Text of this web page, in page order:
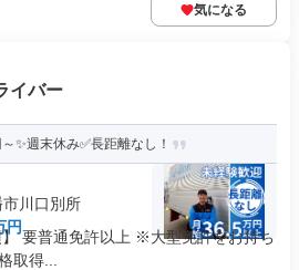
気になる
イバー
✨週末休み✅長距離なし！
川口別所
円
要普通免許以上 ※大型免許をお持ち
取得...